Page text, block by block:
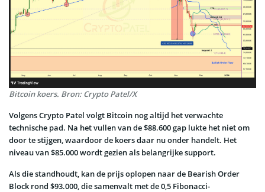
Bitcoin koers. Bron: Crypto Patel/X
Volgens Crypto Patel volgt Bitcoin nog altijd het verwachte
technische pad. Na het vullen van de $88.600 gap lukte het niet om
door te stijgen, waardoor de koers daar nu onder handelt. Het
niveau van $85.000 wordt gezien als belangrijke support.
Als die standhoudt, kan de prijs oplopen naar de Bearish Order
Block rond $93.000, die samenvalt met de 0,5 Fibonacci-